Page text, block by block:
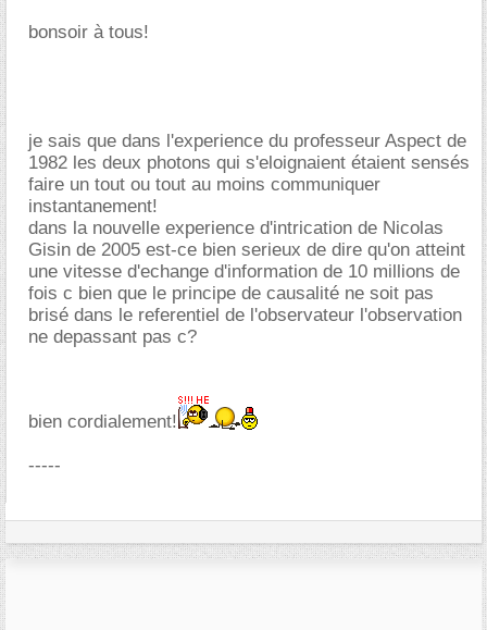
bonsoir à tous!
je sais que dans l'experience du professeur Aspect de
1982 les deux photons qui s'eloignaient étaient sensés
faire un tout ou tout au moins communiquer
instantanement!
dans la nouvelle experience d'intrication de Nicolas
Gisin de 2005 est-ce bien serieux de dire qu'on atteint
une vitesse d'echange d'information de 10 millions de
fois c bien que le principe de causalité ne soit pas
brisé dans le referentiel de l'observateur l'observation
ne depassant pas c?
bien cordialement!
-----